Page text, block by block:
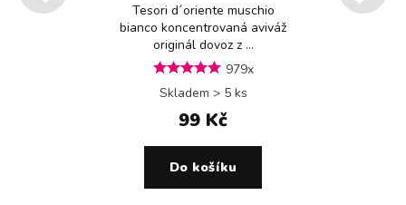
Tesori d´oriente muschio
bianco koncentrovaná aviváž
originál dovoz z ...
979x
Skladem > 5 ks
99 Kč
Do košíku